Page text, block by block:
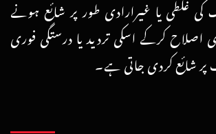
کی غلطی یا غیرارادی طور پر شائع ہونے
اصلاح کرکے اسکی تردید یا درستگی فوری
شائع کردی جاتی ہے۔